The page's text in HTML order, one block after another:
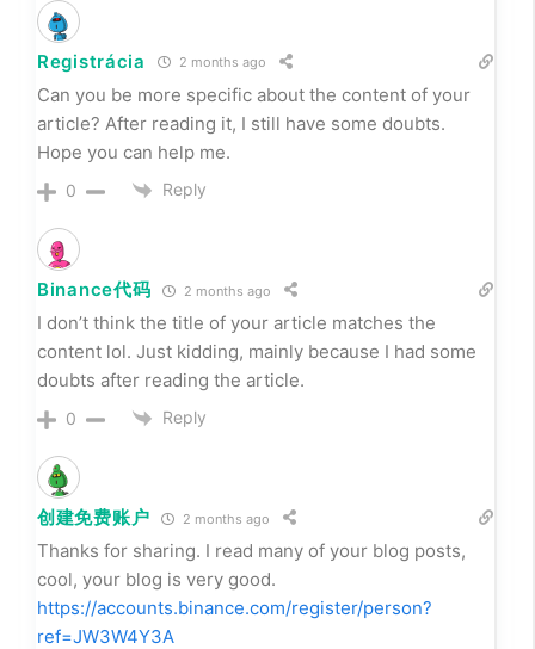
Thank you for your sharing. I am worried that I lack
creative ideas. It is your article that makes me full of
hope. Thank you. But, I have a question, can you help
me?
Reply
Can you be more specific about the content of your
article? After reading it, I still have some doubts.
Hope you can help me.
0 Reply
Binance代码